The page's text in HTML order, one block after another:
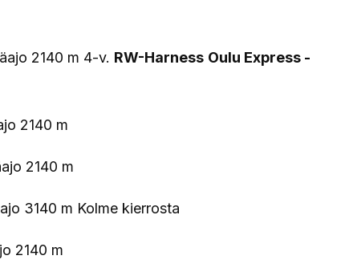
2140 m 4-v. RW-Harness Oulu Express -
2140 m
2140 m
3140 m Kolme kierrosta
2140 m